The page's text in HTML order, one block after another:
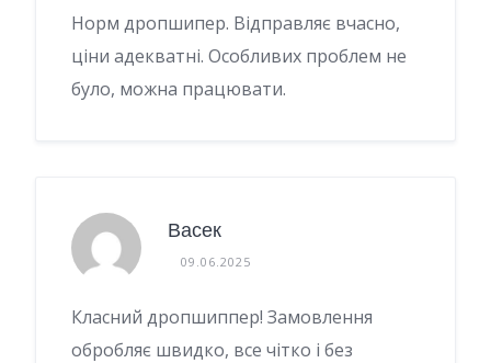
Норм дропшипер. Відправляє вчасно,
ціни адекватні. Особливих проблем не
було, можна працювати.
Васек
09.06.2025
Класний дропшиппер! Замовлення
обробляє швидко, все чітко і без